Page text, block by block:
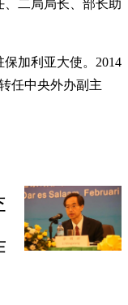
二局局长、部长助
保加利亚大使。2014
任中央外办副主